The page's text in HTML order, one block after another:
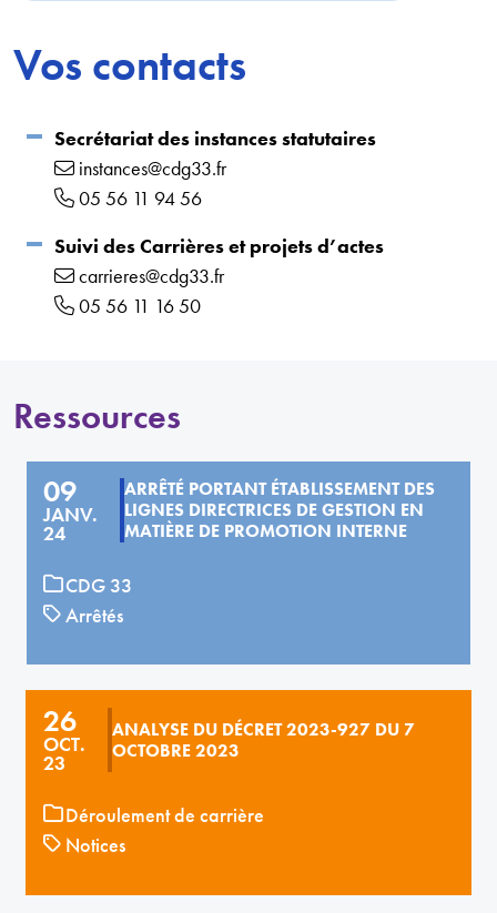
Vos contacts
Secrétariat des instances statutaires
instances@cdg33.fr
05 56 11 94 56
Suivi des Carrières et projets d’actes
carrieres@cdg33.fr
05 56 11 16 50
Ressources
09
JANV.
24
ARRÊTÉ PORTANT ÉTABLISSEMENT DES
LIGNES DIRECTRICES DE GESTION EN
MATIÈRE DE PROMOTION INTERNE
CDG 33
Arrêtés
26
OCT.
23
ANALYSE DU DÉCRET 2023-927 DU 7
OCTOBRE 2023
Déroulement de carrière
Notices